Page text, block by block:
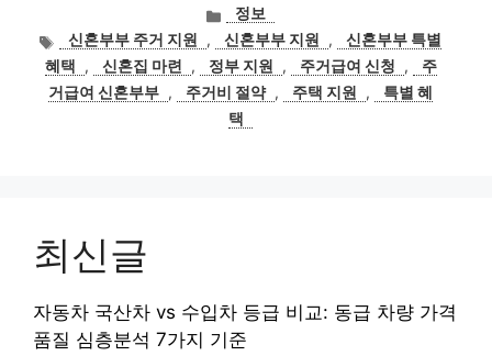
카
테
고
리
정보
태
그
신혼부부 주거 지원 , 신혼부부 지원 ,
신혼부부 특별
혜택
, 신혼집 마련 , 정부 지원 , 주거급여 신청 ,
주
거급여 신혼부부 , 주거비 절약 , 주택 지원 ,
특별 혜
택
최신글
자동차 국산차 vs 수입차 등급 비교: 동급 차량 가격
품질 심층분석 7가지 기준